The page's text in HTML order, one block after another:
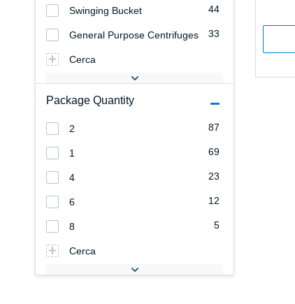
44
Swinging Bucket
33
General Purpose Centrifuges
Cerca
Package Quantity
87
2
69
1
23
4
12
6
5
8
Cerca